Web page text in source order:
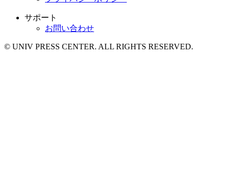
サポート
お問い合わせ
© UNIV PRESS CENTER. ALL RIGHTS RESERVED.